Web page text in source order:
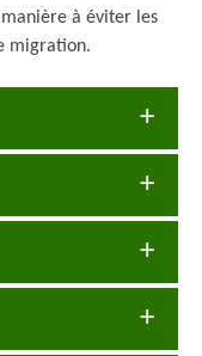
à éviter les
migration.